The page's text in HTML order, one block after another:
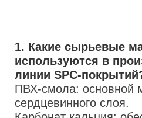
1. Какие сырьевые
используются в
линии SPC-
ПВХ-смола: основной
сердцевинного слоя.